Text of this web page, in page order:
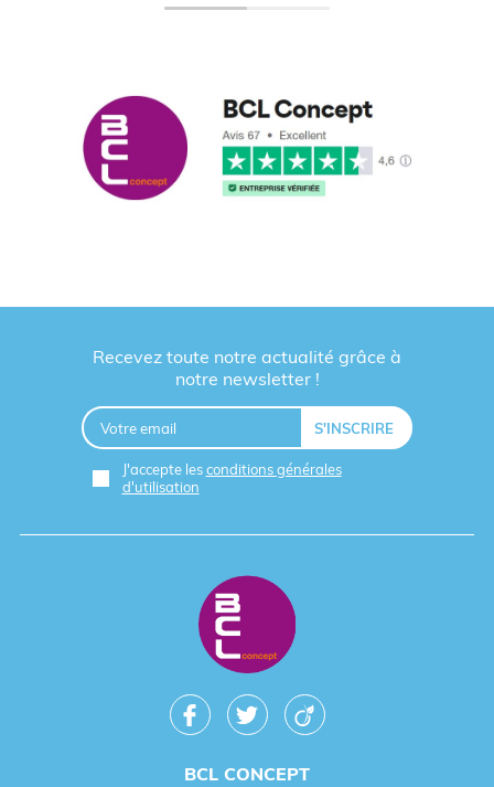
Recevez toute notre actualité grâce à
notre newsletter !
J'accepte lesconditions générales
d'utilisation
BCL CONCEPT